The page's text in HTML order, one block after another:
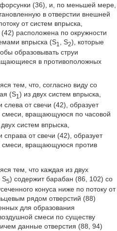
(36), и, по меньшей мере,
в отверстии внешней
от систем впрыска,
расположена по окружности
впрыска (S1 , S2), которые
образовывать струи
в противоположных
тем, что, согласно виду со
(S1 ) из двух систем впрыска,
от свечи (42), образует
смеси, вращающуюся по часовой
систем впрыска,
от свечи (42), образует
смеси, вращающуюся против
тем, что каждая из двух
, S5) содержит барабан (86, 102) со
конуса ниже по потоку от
рядом отверстий (88)
для образования
смеси по существу
данные отверстия (88, 94)